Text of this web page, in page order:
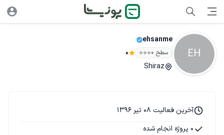
EH
ehsanme
سطح ۰ 0
Shiraz
آخرین فعالیت 08 تیر 1396
0 پروژه انجام شده